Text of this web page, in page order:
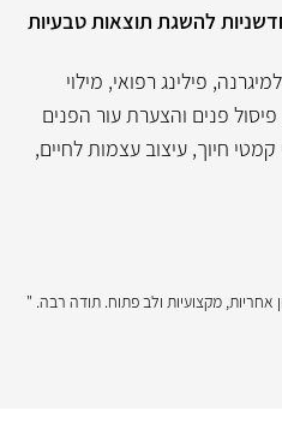
הרוסיות החדשניות להשגת תוצאות טבעיות
, פילינג רפואי, מילוי
פיסול פנים והצערת עור הפנים
קמטי חיוך, עיצוב עצמות לחיים,
מקצועיות ולב פתוח. תודה רבה. "